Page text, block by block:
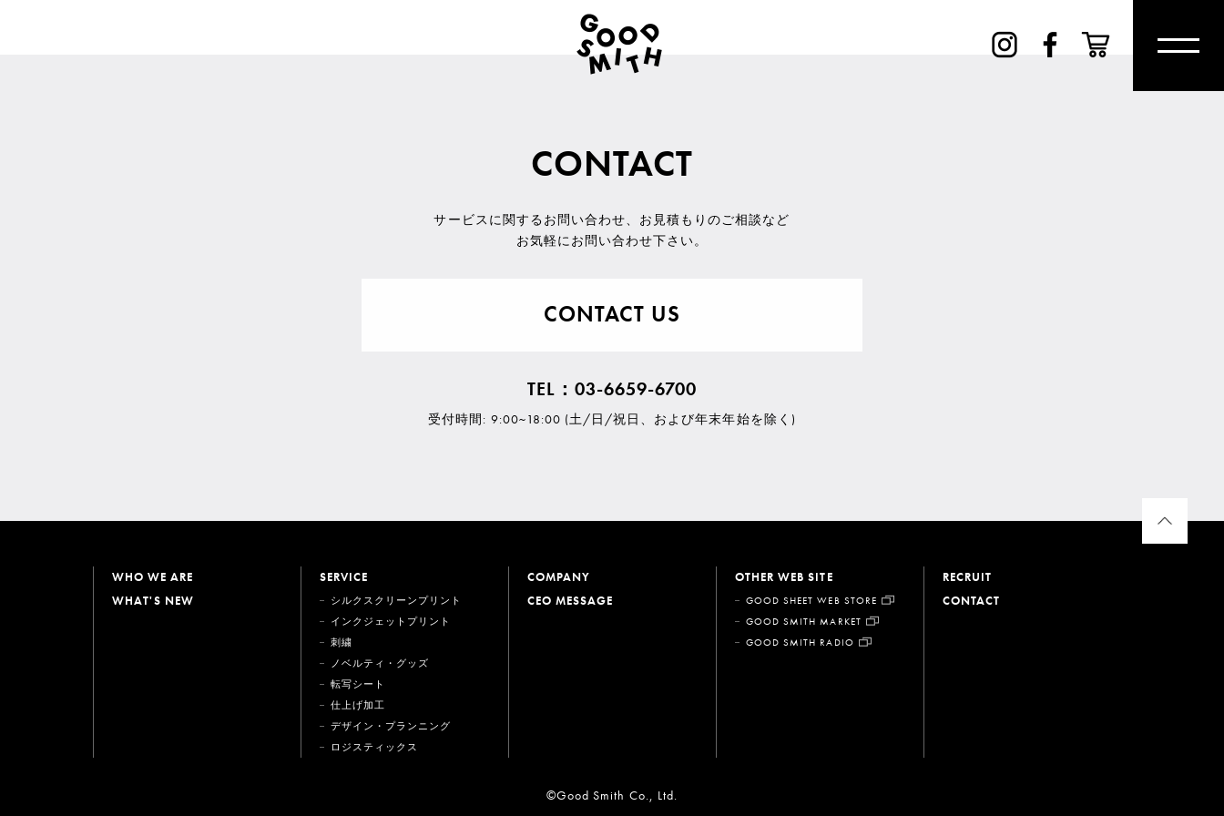
CONTACT
サービスに関するお問い合わせ、 お見積もりのご相談など
お気軽にお問い合わせ下さい。
CONTACT US
TEL：03-6659-6700
受付時間: 9:00~18:00 (土/日/祝日、および年末年始を除く)
WHO WE ARE
WHAT'S NEW
SERVICE
シルクスクリーンプリント
インクジェットプリント
刺繍
ノベルティ・グッズ
転写シート
仕上げ加工
デザイン・プランニング
ロジスティックス
COMPANY
CEO MESSAGE
OTHER WEB SITE
GOOD SHEET WEB STORE
GOOD SMITH MARKET
GOOD SMITH RADIO
RECRUIT
CONTACT
©Good Smith Co., Ltd.